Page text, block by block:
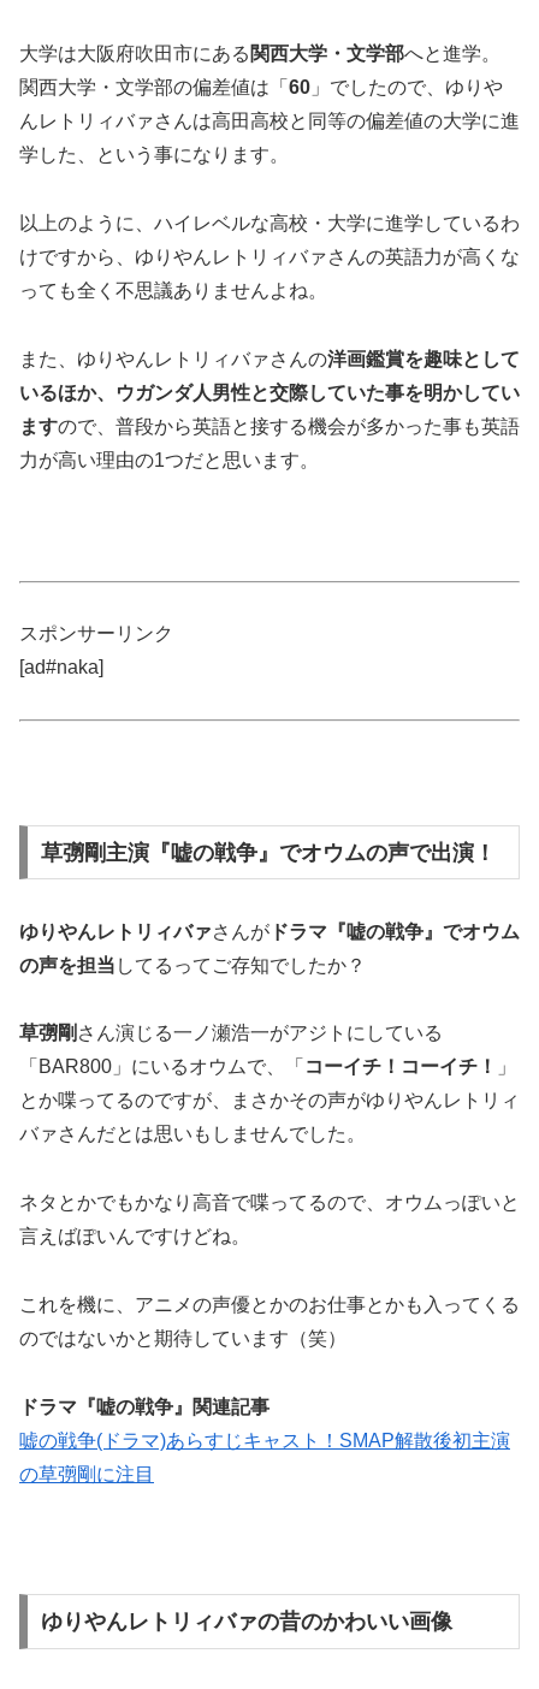
大学は大阪府吹田市にある 関西大学・文学部へと進学。
関西大学・文学部の偏差値は「 60 」でしたので、ゆりや
んレトリィバァさんは高田高校と同等の偏差値の大学に進
学した、という事になります。
以上のように、ハイレベルな高校・大学に進学しているわ
けですから、ゆりやんレトリィバァさんの英語力が高くな
っても全く不思議ありませんよね。
また、ゆりやんレトリィバァさんの洋画鑑賞を趣味として
いるほか、ウガンダ人男性と交際していた事を明かしてい
ますので、普段から英語と接する機会が多かった事も英語
力が高い理由の1つだと思います。
スポンサーリンク
[ad#naka]
草彅剛主演『嘘の戦争』でオウムの声で出演！
ゆりやんレトリィバァさんが ドラマ『嘘の戦争』でオウム
の声を担当 してるってご存知でしたか？
草彅剛 さん演じる一ノ瀬浩一がアジトにしている
「BAR800」にいるオウムで、「 コーイチ！コーイチ！
」
とか喋ってるのですが、まさかその声がゆりやんレトリィ
バァさんだとは思いもしませんでした。
ネタとかでもかなり高音で喋ってるので、オウムっぽいと
言えばぽいんですけどね。
これを機に、アニメの声優とかのお仕事とかも入ってくる
のではないかと期待しています（笑）
ドラマ『嘘の戦争』関連記事
嘘の戦争(ドラマ)あらすじキャスト！SMAP解散後初主演
の草彅剛に注目
ゆりやんレトリィバァの昔のかわいい画像